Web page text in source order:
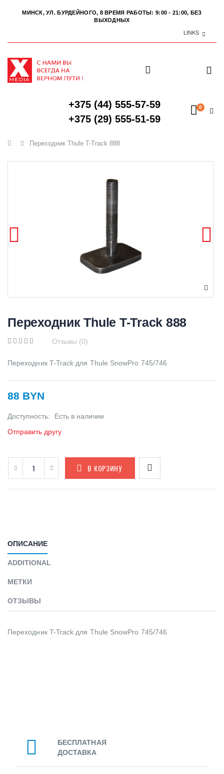
МИНСК, УЛ. БУРДЕЙНОГО, 8 ВРЕМЯ РАБОТЫ: 9:00 - 21:00, БЕЗ
ВЫХОДНЫХ
LINKS
+375 (44) 555-57-59
+375 (29) 555-51-59
0
Главная
Переходник Thule T-Track 888
Переходник Thule T-Track 888
Отзывы (0)
Переходник T-Track для Thule SnowPro 745/746
88 BYN
Доступность:
Есть в наличии
Отправить другу
В КОРЗИНУ
ОПИСАНИЕ
ADDITIONAL
МЕТКИ
ОТЗЫВЫ
Переходник T-Track для Thule SnowPro 745/746
БЕСПЛАТНАЯ
ДОСТАВКА